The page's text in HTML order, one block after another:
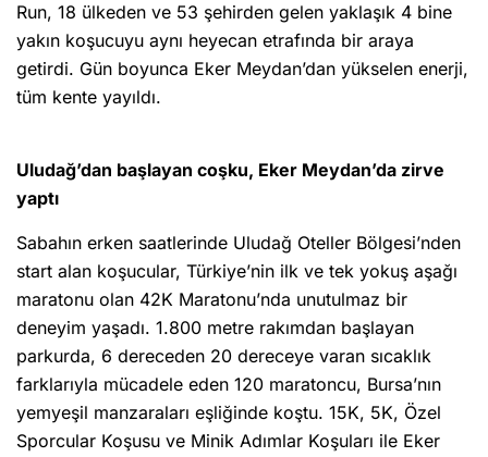
Run, 18 ülkeden ve 53 şehirden gelen yaklaşık 4 bine
yakın koşucuyu aynı heyecan etrafında bir araya
getirdi. Gün boyunca Eker Meydan’dan yükselen enerji,
tüm kente yayıldı.
Uludağ’dan başlayan coşku, Eker Meydan’da zirve
yaptı
Sabahın erken saatlerinde Uludağ Oteller Bölgesi’nden
start alan koşucular, Türkiye’nin ilk ve tek yokuş aşağı
maratonu olan 42K Maratonu’nda unutulmaz bir
deneyim yaşadı. 1.800 metre rakımdan başlayan
parkurda, 6 dereceden 20 dereceye varan sıcaklık
farklarıyla mücadele eden 120 maratoncu, Bursa’nın
yemyeşil manzaraları eşliğinde koştu. 15K, 5K, Özel
Sporcular Koşusu ve Minik Adımlar Koşuları ile Eker